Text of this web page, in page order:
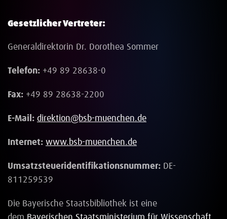
Gesetzlicher Vertreter:
Generaldirektorin Dr. Dorothea Sommer
Telefon: +49 89 28638-0
Fax: +49 89 28638-2200
E-Mail: direktion@bsb-muenchen.de
Internet: www.bsb-muenchen.de
Umsatzsteueridentifikationsnummer: DE-
811259539
Die Bayerische Staatsbibliothek ist eine